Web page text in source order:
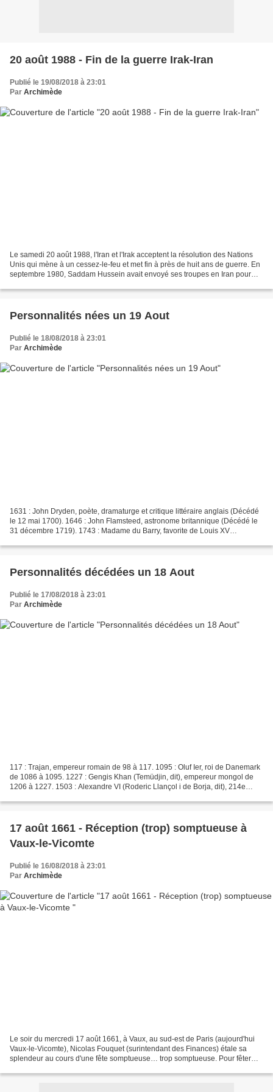
20 août 1988 - Fin de la guerre Irak-Iran
Publié le 19/08/2018 à 23:01
Par Archimède
Le samedi 20 août 1988, l'Iran et l'Irak acceptent la résolution des Nations
Unis qui mène à un cessez-le-feu et met fin à près de huit ans de guerre. En
septembre 1980, Saddam Hussein avait envoyé ses troupes en Iran pour
Personnalités nées un 19 Aout
Publié le 18/08/2018 à 23:01
Par Archimède
1631 : John Dryden, poète, dramaturge et critique littéraire anglais (Décédé
le 12 mai 1700). 1646 : John Flamsteed, astronome britannique (Décédé le
31 décembre 1719). 1743 : Madame du Barry, favorite de Louis XV
Personnalités décédées un 18 Aout
Publié le 17/08/2018 à 23:01
Par Archimède
117 : Trajan, empereur romain de 98 à 117. 1095 : Oluf Ier, roi de Danemark
de 1086 à 1095. 1227 : Gengis Khan (Temüdjin, dit), empereur mongol de
1206 à 1227. 1503 : Alexandre VI (Roderic Llançol i de Borja, dit), 214e
17 août 1661 - Réception (trop) somptueuse à
Vaux-le-Vicomte
Publié le 16/08/2018 à 23:01
Par Archimède
Le soir du mercredi 17 août 1661, à Vaux, au sud-est de Paris (aujourd'hui
Vaux-le-Vicomte), Nicolas Fouquet (surintendant des Finances) étale sa
splendeur au cours d'une fête somptueuse… trop somptueuse. Pour fêter